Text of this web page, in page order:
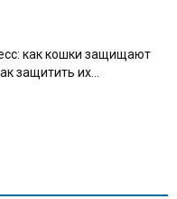
как кошки защищают
защитить их...